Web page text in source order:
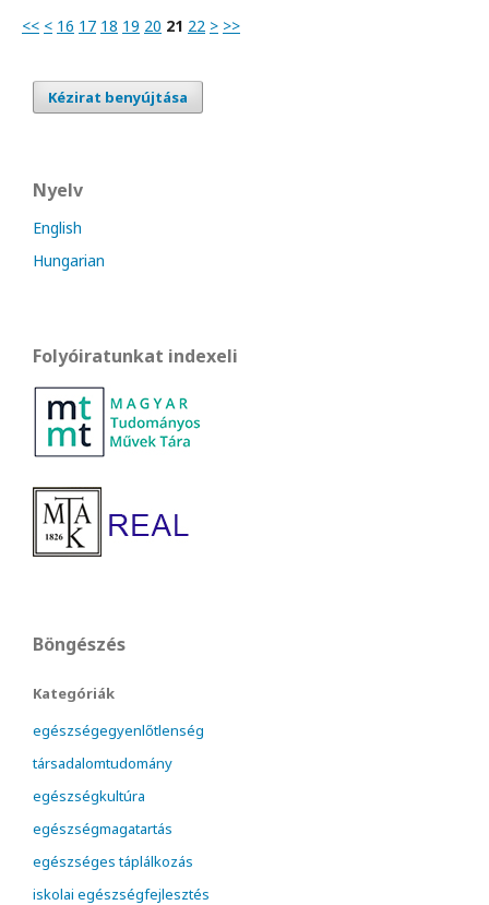
<< < 16 17 18 19 20 21 22 > >>
Kézirat benyújtása
Nyelv
English
Hungarian
Folyóiratunkat indexeli
Böngészés
Kategóriák
egészségegyenlőtlenség
társadalomtudomány
egészségkultúra
egészségmagatartás
egészséges táplálkozás
iskolai egészségfejlesztés